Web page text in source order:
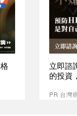
立即諮
的投資
PR 台灣